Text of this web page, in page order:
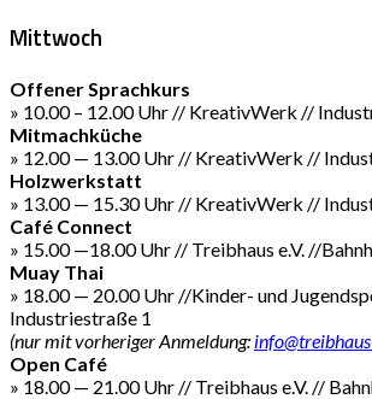
Mittwoch
Offener Sprachkurs
» 10.00 – 12.00 Uhr // KreativWerk //
Mitmachküche
» 12.00 — 13.00 Uhr // KreativWerk //
Holzwerkstatt
» 13.00 — 15.30 Uhr // KreativWerk //
Café Connect
» 15.00 —18.00 Uhr // Treibhaus e.V. //
Muay Thai
» 18.00 — 20.00 Uhr //Kinder- und
Industriestraße 1
(nur mit vorheriger Anmeldung:
Open Café
» 18.00 — 21.00 Uhr // Treibhaus e.V. //